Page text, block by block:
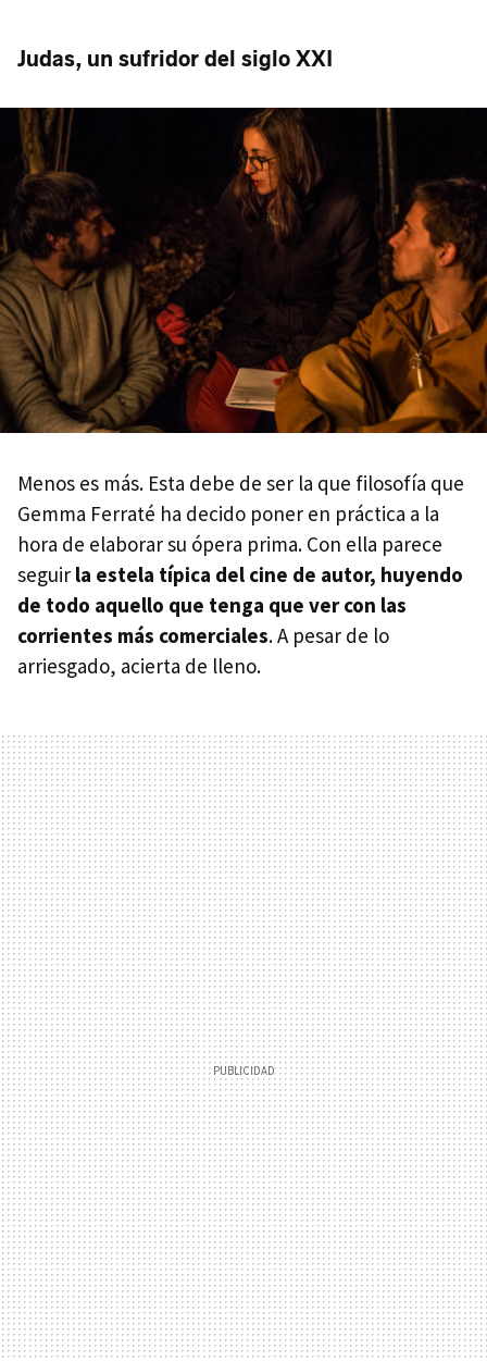
Judas, un sufridor del siglo XXI
Menos es más. Esta debe de ser la que filosofía que
Gemma Ferraté ha decido poner en práctica a la
hora de elaborar su ópera prima. Con ella parece
seguir la estela típica del cine de autor, huyendo
de todo aquello que tenga que ver con las
corrientes más comerciales. A pesar de lo
arriesgado, acierta de lleno.